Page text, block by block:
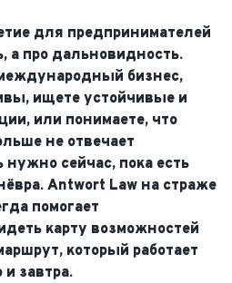
для предпринимателей
а про дальновидность.
бизнес,
ищете устойчивые и
или понимаете, что
не отвечает
нужно сейчас, пока есть
Antwort Law на страже
помогает
карту возможностей
который работает
и завтра.